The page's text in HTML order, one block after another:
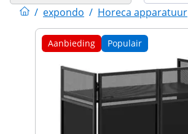
/ expondo / Horeca apparatuur
Aanbieding Populair